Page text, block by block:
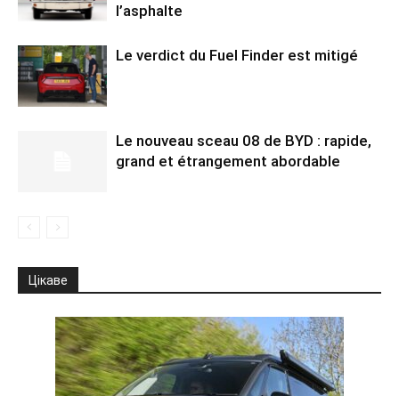
l’asphalte
Le verdict du Fuel Finder est mitigé
Le nouveau sceau 08 de BYD : rapide,
grand et étrangement abordable
Цікаве